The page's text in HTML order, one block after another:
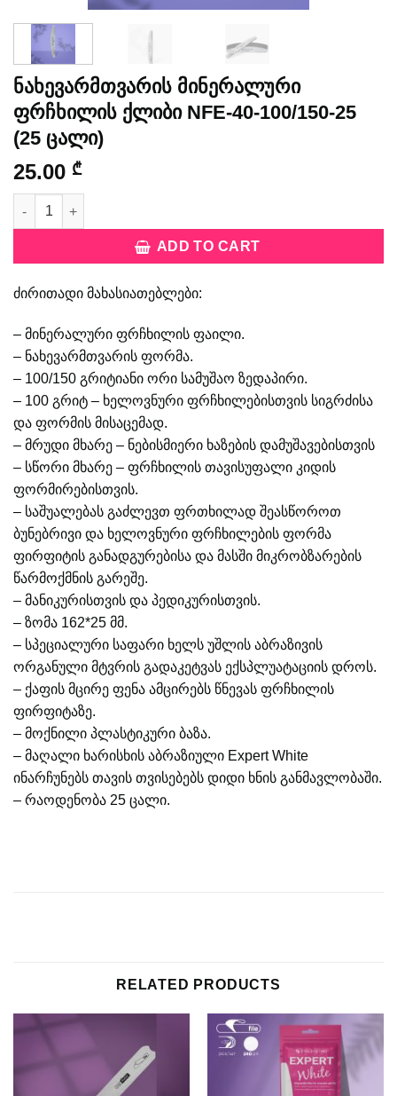
ნახევარმთვარის მინერალური
ფრჩხილის ქლიბი NFE-40-100/150-25
(25 ცალი)
25.00 ₾
ნახევარმთვარის მინერალური ფრჩხილის ქლიბი NFE-40-100/
ADD TO CART
ძირითადი მახასიათებლები:
– მინერალური ფრჩხილის ფაილი.
– ნახევარმთვარის ფორმა.
– 100/150 გრიტიანი ორი სამუშაო ზედაპირი.
– 100 გრიტ – ხელოვნური ფრჩხილებისთვის სიგრძისა
და ფორმის მისაცემად.
– მრუდი მხარე – ნებისმიერი ხაზების დამუშავებისთვის
– სწორი მხარე – ფრჩხილის თავისუფალი კიდის
ფორმირებისთვის.
– საშუალებას გაძლევთ ფრთხილად შეასწოროთ
ბუნებრივი და ხელოვნური ფრჩხილების ფორმა
ფირფიტის განადგურებისა და მასში მიკრობზარების
წარმოქმნის გარეშე.
– მანიკურისთვის და პედიკურისთვის.
– ზომა 162*25 მმ.
– სპეციალური საფარი ხელს უშლის აბრაზივის
ორგანული მტვრის გადაკეტვას ექსპლუატაციის დროს.
– ქაფის მცირე ფენა ამცირებს წნევას ფრჩხილის
ფირფიტაზე.
– მოქნილი პლასტიკური ბაზა.
– მაღალი ხარისხის აბრაზიული Expert White
ინარჩუნებს თავის თვისებებს დიდი ხნის განმავლობაში.
– რაოდენობა 25 ცალი.
RELATED PRODUCTS